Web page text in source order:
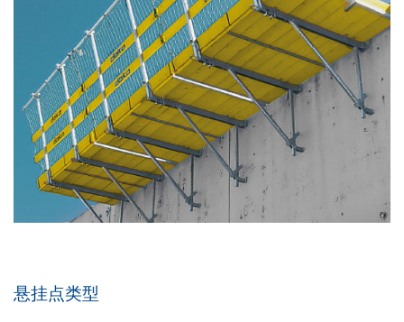
悬挂点类型